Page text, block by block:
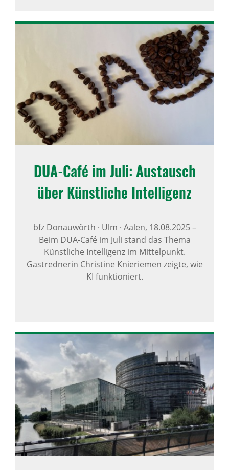
DUA-Café im Juli: Austausch
über Künst­liche Intel­li­genz
bfz Donauwörth · Ulm · Aalen, 18.08.2025–
Beim DUA-Café im Juli stand das Thema
Künstliche Intelligenz im Mittelpunkt.
Gastrednerin Christine Knieriemen zeigte, wie
KI funktioniert.